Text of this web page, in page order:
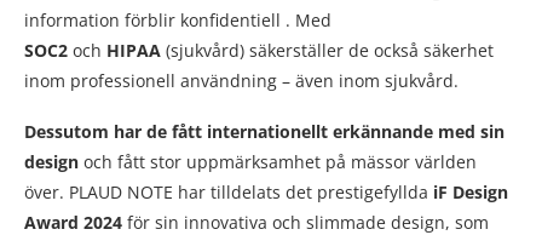
information förblir konfidentiell . Med
SOC2 och HIPAA (sjukvård) säkerställer de också säkerhet
inom professionell användning – även inom sjukvård.
Dessutom har de fått internationellt erkännande med sin
design och fått stor uppmärksamhet på mässor världen
över. PLAUD NOTE har tilldelats det prestigefyllda iF Design
Award 2024 för sin innovativa och slimmade design, som